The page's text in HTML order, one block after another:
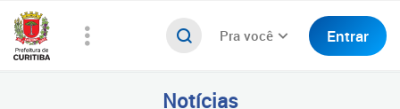
Pra você Entrar
Notícias